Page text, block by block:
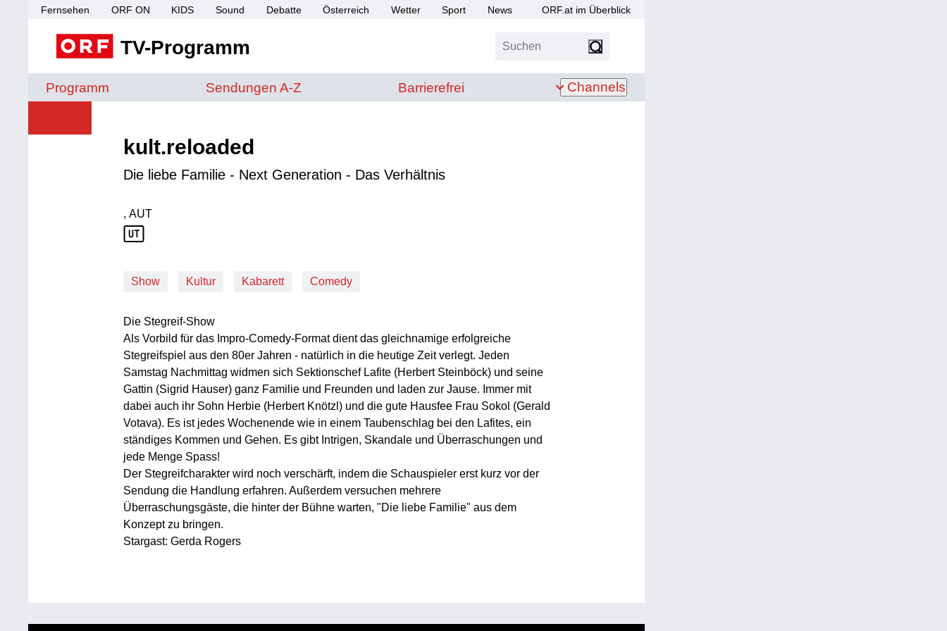
Fernsehen ORF ON KIDS Sound Debatte Österreich Wetter Sport News ORF.at im Überblick
TV-Programm Suchen
Programm Sendungen von A bis Z
Sendungen A-Z Barrierefrei
Barrierefrei Channels
kult.reloaded
Die liebe Familie - Next Generation - Das Verhältnis
Produktionsland: AUT
, AUT
Show Kultur Kabarett Comedy
Die Stegreif-Show
Als Vorbild für das Impro-Comedy-Format dient das gleichnamige erfolgreiche
Stegreifspiel aus den 80er Jahren - natürlich in die heutige Zeit verlegt. Jeden
Samstag Nachmittag widmen sich Sektionschef Lafite (Herbert Steinböck) und seine
Gattin (Sigrid Hauser) ganz Familie und Freunden und laden zur Jause. Immer mit
dabei auch ihr Sohn Herbie (Herbert Knötzl) und die gute Hausfee Frau Sokol (Gerald
Votava). Es ist jedes Wochenende wie in einem Taubenschlag bei den Lafites, ein
ständiges Kommen und Gehen. Es gibt Intrigen, Skandale und Überraschungen und
jede Menge Spass!
Der Stegreifcharakter wird noch verschärft, indem die Schauspieler erst kurz vor der
Sendung die Handlung erfahren. Außerdem versuchen mehrere
Überraschungsgäste, die hinter der Bühne warten, "Die liebe Familie" aus dem
Konzept zu bringen.
Stargast: Gerda Rogers